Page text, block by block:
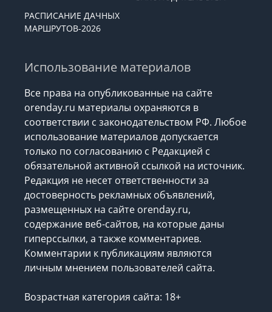
РАСПИСАНИЕ ДАЧНЫХ
МАРШРУТОВ-2026
Использование материалов
Все права на опубликованные на сайте
orenday.ru материалы охраняются в
соответствии с законодательством РФ. Любое
использование материалов допускается
только по согласованию с Редакцией с
обязательной активной ссылкой на источник.
Редакция не несет ответственности за
достоверность рекламных объявлений,
размещенных на сайте orenday.ru,
содержание веб-сайтов, на которые даны
гиперссылки, а также комментариев.
Комментарии к публикациям являются
личным мнением пользователей сайта.
Возрастная категория сайта: 18+